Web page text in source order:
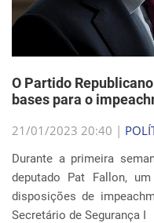
O Partido
bases para o
21/01/2023 20:40 |
Durante a primeira
deputado Pat Fallon,
disposições de
Secretário de Segurança I